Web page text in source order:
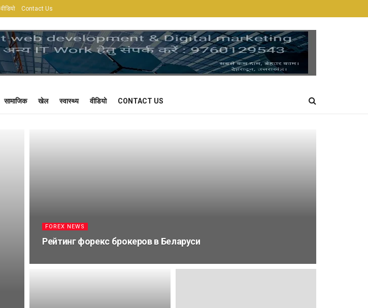
वीडियो Contact Us
सामाजिक खेल स्वास्थ्य वीडियो CONTACT US
FOREX NEWS
Рейтинг форекс брокеров в Беларуси